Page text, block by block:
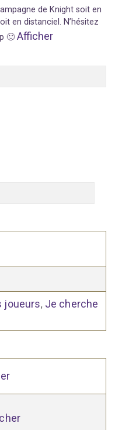
de Knight soit en
en distanciel. N’hésitez
🙂Afficher
joueurs, Je cherche